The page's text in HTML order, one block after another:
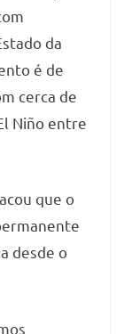
da
é de
cerca de
Niño entre
que o
desde o